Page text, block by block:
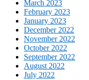
March 2023
February 2023
January 2023
December 2022
November 2022
October 2022
September 2022
August 2022
July 2022